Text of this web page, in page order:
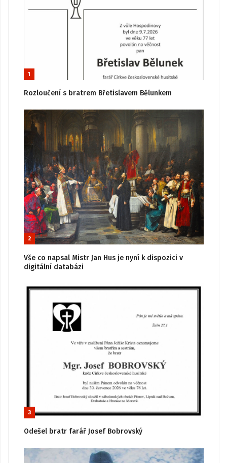
1
Rozloučení s bratrem Břetislavem Bělunkem
2
Vše co napsal Mistr Jan Hus je nyní k dispozici v
digitální databázi
3
Odešel bratr farář Josef Bobrovský